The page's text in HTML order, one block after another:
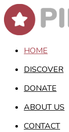
HOME
DISCOVER
DONATE
ABOUT US
CONTACT